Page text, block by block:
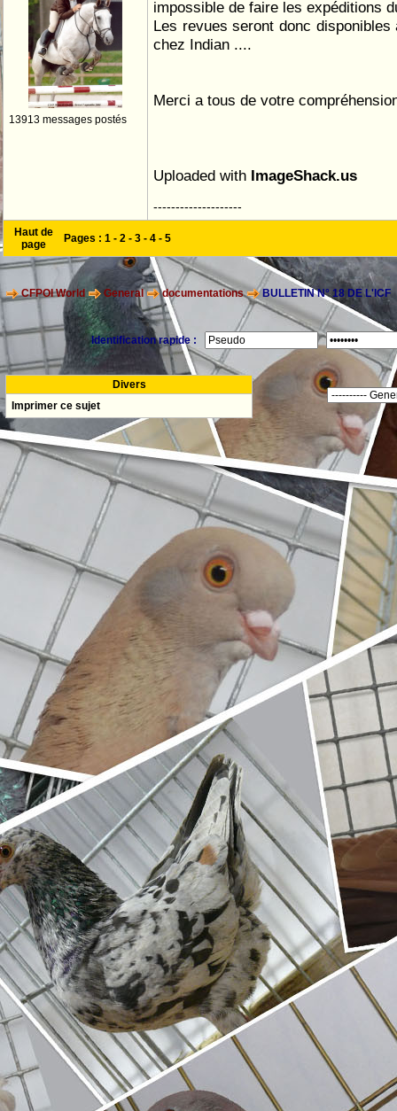
13913 messages postés
impossible de faire les expéditions
Les revues seront donc
chez Indian ....
Merci a tous de votre
Uploaded with ImageShack.us
--------------------
Haut de
page
Pages : 1 - 2 - 3 - 4 - 5
CFPOI World General documentations BULLETIN N° 18 DE L'ICF
Identification rapide :
Divers
Imprimer ce sujet